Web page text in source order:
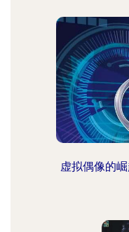
虚拟偶像的